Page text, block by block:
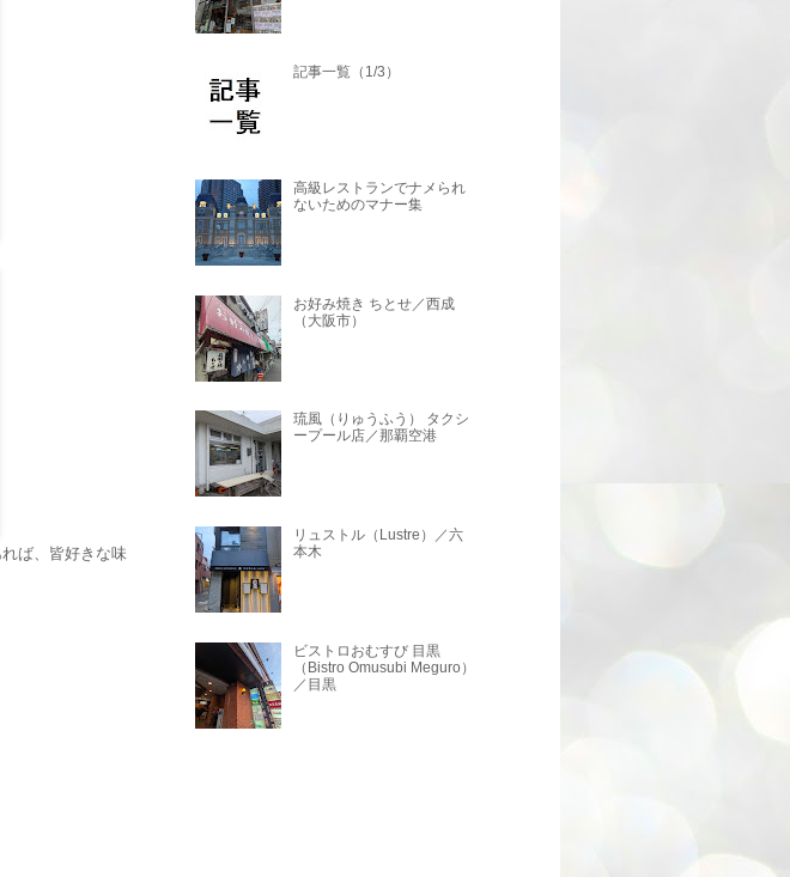
ば、皆好きな味
記事一覧（1/3）
高級レストランでナメられ
ないためのマナー集
お好み焼き ちとせ／西成
（大阪市）
琉風（りゅうふう） タクシ
ープール店／那覇空港
リュストル（Lustre）／六
本木
ビストロおむすび 目黒
（Bistro Omusubi Meguro）
／目黒